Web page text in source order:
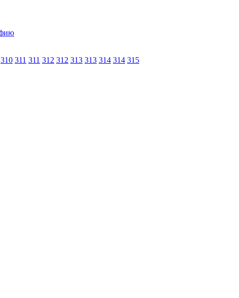
310 311 311 312 312 313 313 314 314 315